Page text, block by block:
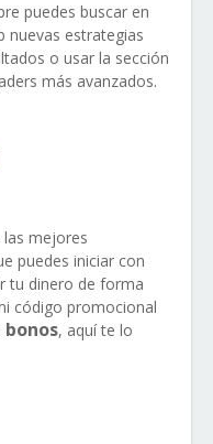
puedes buscar en
nuevas estrategias
o usar la sección
más avanzados.
las mejores
puedes iniciar con
tu dinero de forma
código promocional
bonos, aquí te lo